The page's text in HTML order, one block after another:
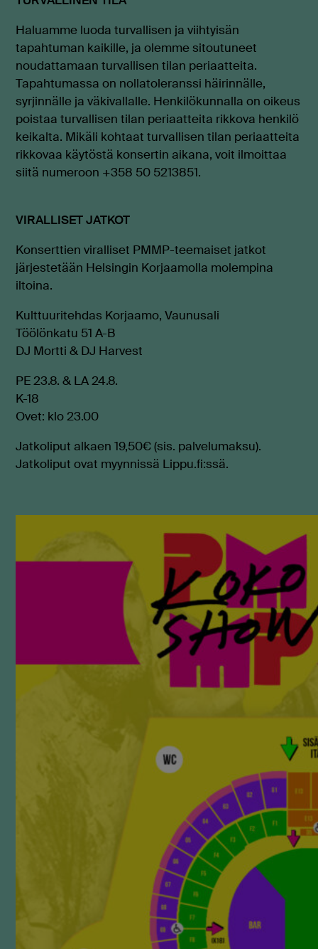
Haluamme luoda turvallisen ja viihtyisän
tapahtuman kaikille, ja olemme sitoutuneet
noudattamaan turvallisen tilan periaatteita.
Tapahtumassa on nollatoleranssi häirinnälle,
syrjinnälle ja väkivallalle. Henkilökunnalla on oikeus
poistaa turvallisen tilan periaatteita rikkova henkilö
keikalta. Mikäli kohtaat turvallisen tilan periaatteita
rikkovaa käytöstä konsertin aikana, voit ilmoittaa
siitä numeroon +358 50 5213851.
VIRALLISET JATKOT
Konserttien viralliset PMMP-teemaiset jatkot
järjestetään Helsingin Korjaamolla molempina
iltoina.
Kulttuuritehdas Korjaamo, Vaunusali
Töölönkatu 51 A-B
DJ Mortti & DJ Harvest
PE 23.8. & LA 24.8.
K-18
Ovet: klo 23.00
Jatkoliput alkaen 19,50€ (sis. palvelumaksu).
Jatkoliput ovat myynnissä Lippu.fi:ssä.